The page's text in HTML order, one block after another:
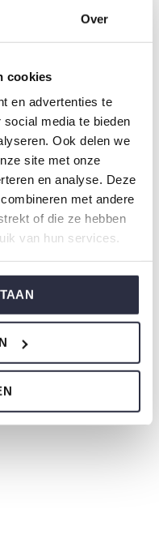
Over
cookies
en advertenties te
media te bieden
Ook delen we
site met onze
en analyse. Deze
met andere
of die ze hebben
van hun services.
ist gefertigt aus
und hat eine perfekte
Sie für unsere